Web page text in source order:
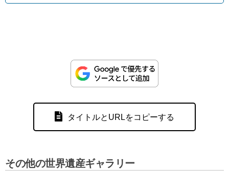
タイトルとURLをコピーする
その他の世界遺産ギャラリー